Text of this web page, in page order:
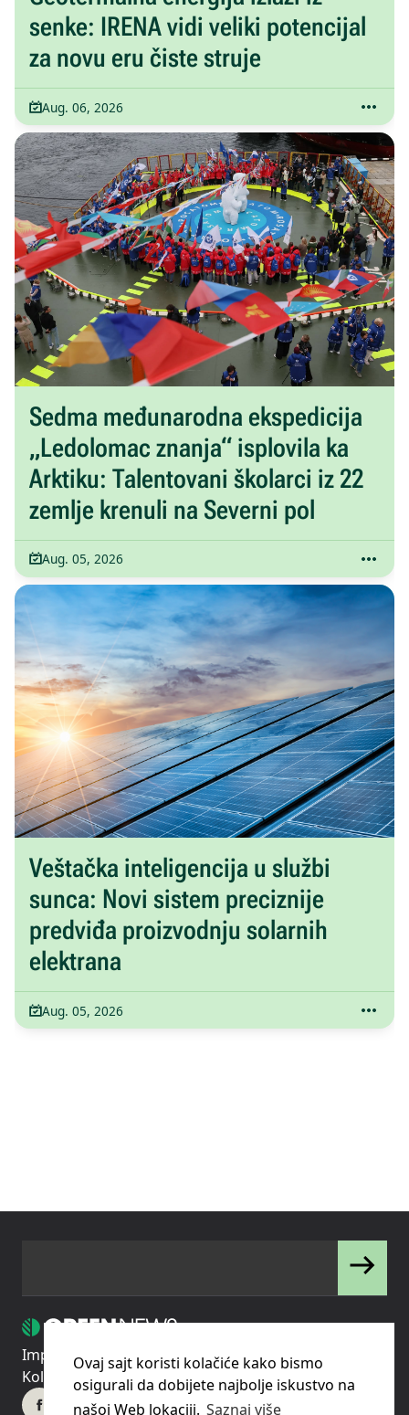
senke: IRENA vidi veliki potencijal
za novu eru čiste struje
Aug. 06, 2026
Sedma međunarodna ekspedicija
„Ledolomac znanja“ isplovila ka
Arktiku: Talentovani školarci iz 22
zemlje krenuli na Severni pol
Aug. 05, 2026
Veštačka inteligencija u službi
sunca: Novi sistem preciznije
predviđa proizvodnju solarnih
elektrana
Aug. 05, 2026
Impressum Uslovi korišćenjaPolitika privatnosti
Kolačići
Pravila o korišćenju kolačića (cookies)
Ovaj sajt koristi kolačiće kako bismo
osigurali da dobijete najbolje iskustvo na
našoj Web lokaciji. Saznaj više